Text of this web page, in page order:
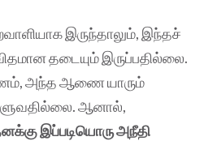
இருந்தாலும், இந்தச்
தடையும் இருப்பதில்லை.
அந்த ஆணை யாரும்
ஆனால்,
இப்படியொரு அநீதி